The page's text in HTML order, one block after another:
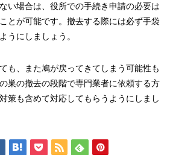
い場合は、役所での手続き申請の必要は
とが可能です。撤去する際には必ず手袋
うにしましょう。
も、また鳩が戻ってきてしまう可能性も
巣の撤去の段階で専門業者に依頼する方
策も含めて対応してもらうようにしまし